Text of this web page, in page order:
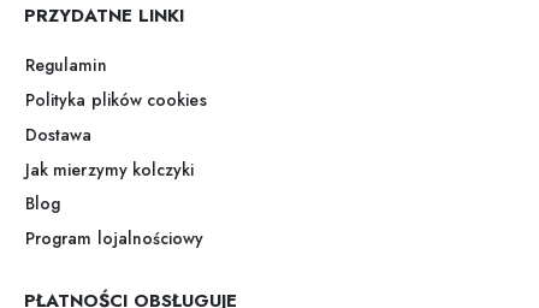
PRZYDATNE LINKI
Regulamin
Polityka plików cookies
Dostawa
Jak mierzymy kolczyki
Blog
Program lojalnościowy
PŁATNOŚCI OBSŁUGUJE